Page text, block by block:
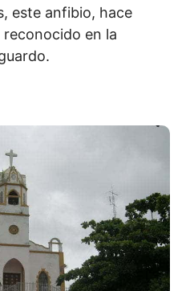
este anfibio, hace
en la